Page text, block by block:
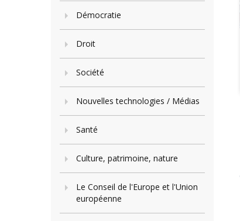
Démocratie
Droit
Société
Nouvelles technologies / Médias
Santé
Culture, patrimoine, nature
Le Conseil de l'Europe et l'Union
européenne